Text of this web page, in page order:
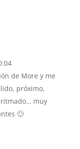
de More y me
próximo,
muy
🙂